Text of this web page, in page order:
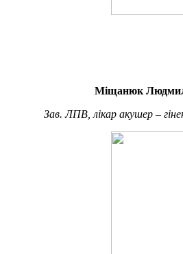
Міщанюк
Зав. ЛПВ, лікар акушер –